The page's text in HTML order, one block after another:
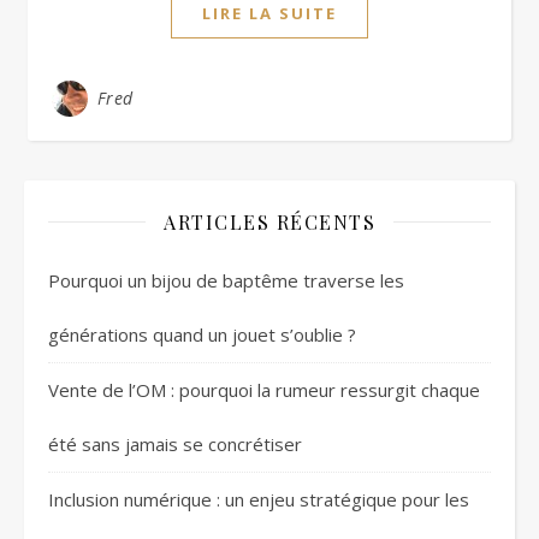
LIRE LA SUITE
Fred
ARTICLES RÉCENTS
Pourquoi un bijou de baptême traverse les
générations quand un jouet s’oublie ?
Vente de l’OM : pourquoi la rumeur ressurgit chaque
été sans jamais se concrétiser
Inclusion numérique : un enjeu stratégique pour les